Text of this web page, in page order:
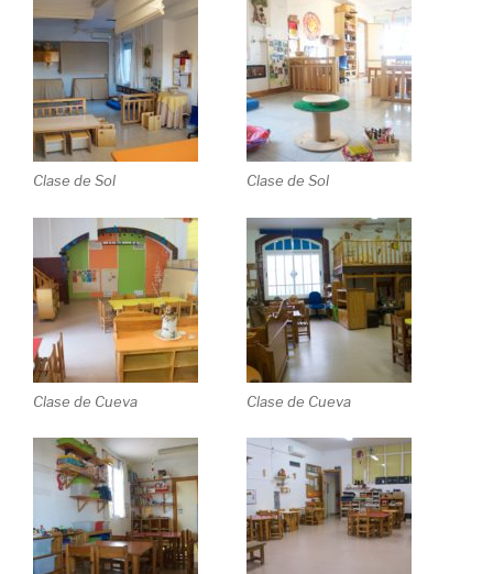
Clase de Sol Clase de Sol
Clase de Cueva Clase de Cueva